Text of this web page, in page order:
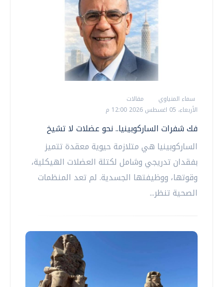
سماء المنياوي
مقالات
الأربعاء، 05 اغسطس 2026 12:00 م
فك شفرات الساركوبينيا.. نحو عضلات لا تشيخ
الساركوبينيا هي متلازمة حيوية معقدة تتميز
بفقدان تدريجي وشامل لكتلة العضلات الهيكلية،
وقوتها، ووظيفتها الجسدية. لم تعد المنظمات
الصحية تنظر...